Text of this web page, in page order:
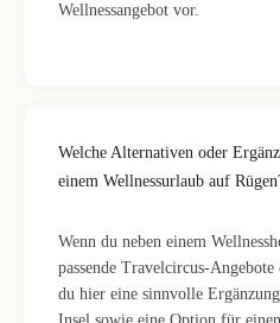
Wellnessangebot vor.
Welche Alternativen oder
einem Wellnessurlaub auf
Wenn du neben einem
passende Travelcircus-
du hier eine sinnvolle